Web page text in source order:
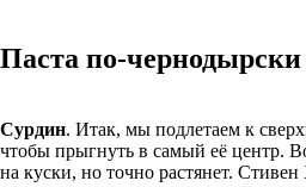
Паста по-чернодырски
Сурдин. Итак, мы подлетаем к
чтобы прыгнуть в самый её центр.
на куски, но точно растянет. Стивен